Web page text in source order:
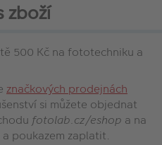
zboží
500 Kč na fototechniku ​​a
značkových prodejnách
​​si můžete objednat
fotolab.cz/eshop a na
poukazem zaplatit.